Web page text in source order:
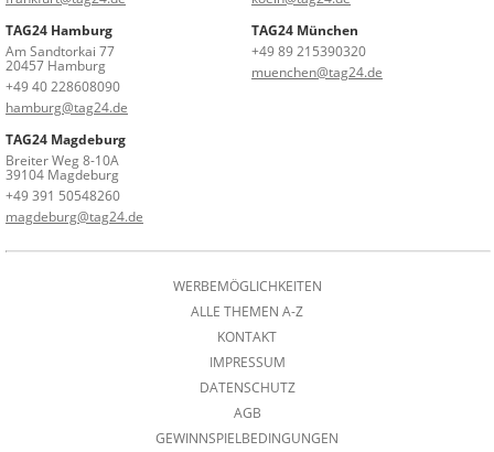
TAG24 Hamburg
Am Sandtorkai 77
20457 Hamburg
+49 40 228608090
hamburg@tag24.de
TAG24 München
+49 89 215390320
muenchen@tag24.de
TAG24 Magdeburg
Breiter Weg 8-10A
39104 Magdeburg
+49 391 50548260
magdeburg@tag24.de
WERBEMÖGLICHKEITEN
ALLE THEMEN A-Z
KONTAKT
IMPRESSUM
DATENSCHUTZ
AGB
GEWINNSPIELBEDINGUNGEN